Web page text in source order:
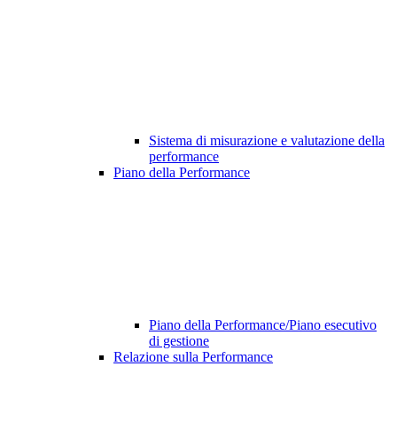
Sistema di misurazione e valutazione della
performance
Piano della Performance
Piano della Performance/Piano esecutivo
di gestione
Relazione sulla Performance